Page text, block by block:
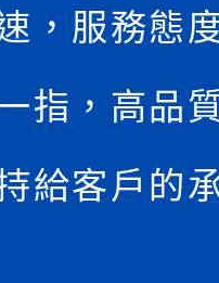
，服務態
指，高品
給客戶的